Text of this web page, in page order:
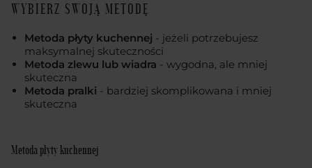
WYBIERZ SWOJĄ METODĘ
Metoda płyty kuchennej - jeżeli potrzebujesz
maksymalnej skuteczności
Metoda zlewu lub wiadra - wygodna, ale mniej
skuteczna
Metoda pralki - bardziej skomplikowana i mniej
skuteczna
Metoda płyty kuchennej